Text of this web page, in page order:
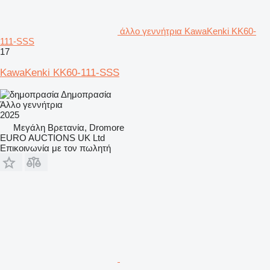
άλλο γεννήτρια KawaKenki KK60-
111-SSS
17
KawaKenki KK60-111-SSS
Δημοπρασία
Άλλο γεννήτρια
2025
Μεγάλη Βρετανία, Dromore
EURO AUCTIONS UK Ltd
Επικοινωνία με τον πωλητή